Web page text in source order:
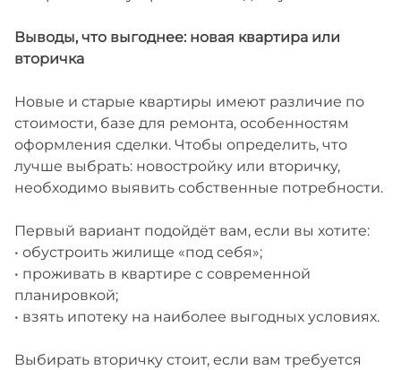
Выводы, что выгоднее: новая квартира или
вторичка
Новые и старые квартиры имеют различие по
стоимости, базе для ремонта, особенностям
оформления сделки. Чтобы определить, что
лучше выбрать: новостройку или вторичку,
необходимо выявить собственные потребности.
Первый вариант подойдёт вам, если вы хотите:
• обустроить жилище «под себя»;
• проживать в квартире с современной
планировкой;
• взять ипотеку на наиболее выгодных условиях.
Выбирать вторичку стоит, если вам требуется